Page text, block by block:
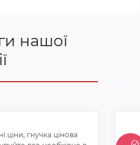
нашої
ціни, гнучка цінова